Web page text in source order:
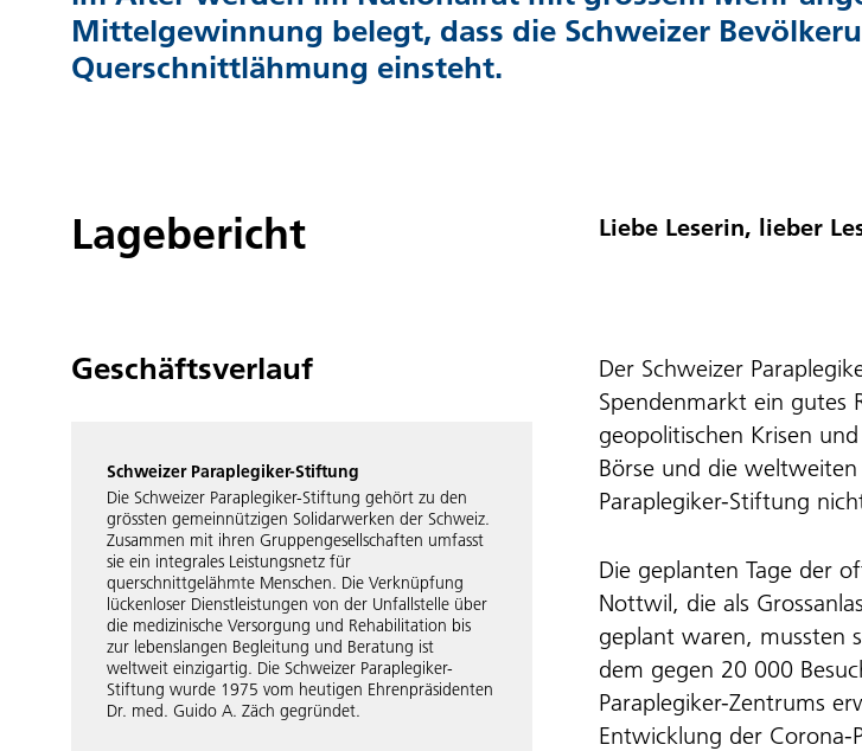
Mittelgewinnung belegt, dass die Schweizer
Querschnittlähmung einsteht.
Lagebericht Liebe Leserin, lieber
Geschäftsverlauf
Schweizer Paraplegiker-Stiftung
Die Schweizer Paraplegiker-Stiftung gehört zu den
grössten gemeinnützigen Solidarwerken der Schweiz.
Zusammen mit ihren Gruppengesellschaften umfasst
sie ein integrales Leistungsnetz für
querschnittgelähmte Menschen. Die Verknüpfung
lückenloser Dienstleistungen von der Unfallstelle über
die medizinische Versorgung und Rehabilitation bis
zur lebenslangen Begleitung und Beratung ist
weltweit einzigartig. Die Schweizer Paraplegiker-
Stiftung wurde 1975 vom heutigen Ehrenpräsidenten
Dr. med. Guido A. Zäch gegründet.
Der Schweizer
Spendenmarkt ein gutes
geopolitischen Krisen
Börse und die
Paraplegiker-Stiftung
Die geplanten Tage der
Nottwil, die als
geplant waren, mussten
dem gegen 20 000
Paraplegiker-Zentrums
Entwicklung der Corona-